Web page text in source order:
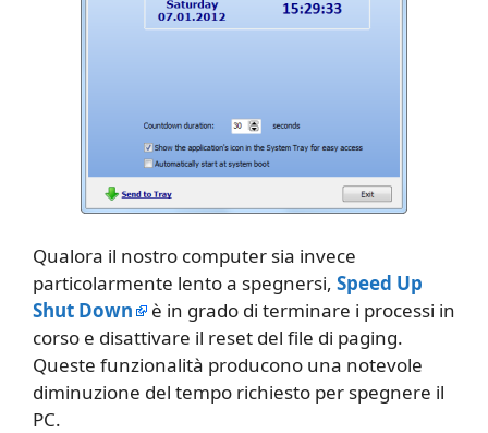
Qualora il nostro computer sia invece
particolarmente lento a spegnersi, Speed Up
Shut Down
è in grado di terminare i processi in
corso e disattivare il reset del file di paging.
Queste funzionalità producono una notevole
diminuzione del tempo richiesto per spegnere il
PC.